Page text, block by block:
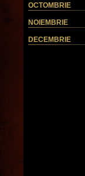
OCTOMBRIE
NOIEMBRIE
DECEMBRIE